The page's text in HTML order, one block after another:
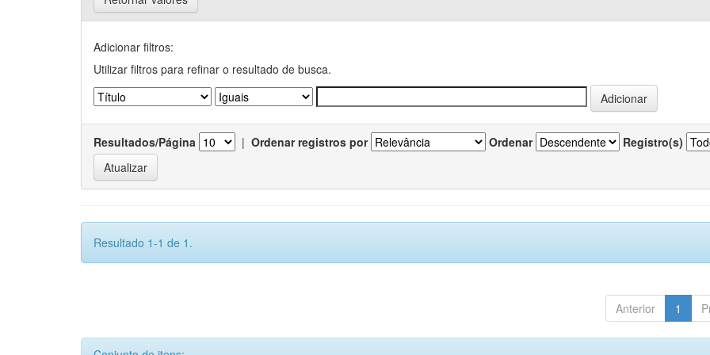
Adicionar filtros:
Utilizar filtros para refinar o resultado de busca.
Resultados/Página | Ordenar registros por Ordenar Registro(s)
Resultado 1-1 de 1.
Anterior 1